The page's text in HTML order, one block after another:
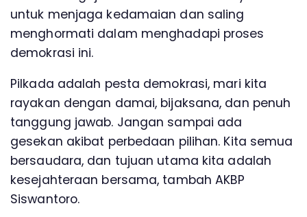
untuk menjaga kedamaian dan saling
menghormati dalam menghadapi proses
demokrasi ini.
Pilkada adalah pesta demokrasi, mari kita
rayakan dengan damai, bijaksana, dan penuh
tanggung jawab. Jangan sampai ada
gesekan akibat perbedaan pilihan. Kita semua
bersaudara, dan tujuan utama kita adalah
kesejahteraan bersama, tambah AKBP
Siswantoro.